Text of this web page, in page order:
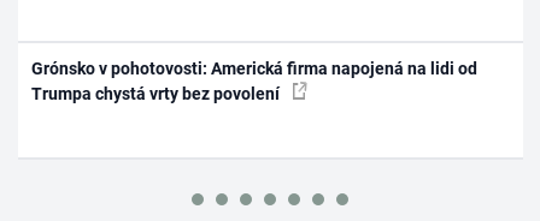
Grónsko v pohotovosti: Americká firma napojená na lidi od
Trumpa chystá vrty bez povolení